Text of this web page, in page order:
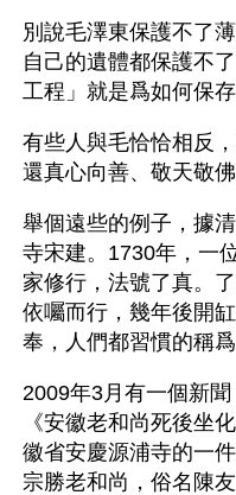
別說毛澤東保護不了
自己的遺體都保護不
工程」就是爲如何保
有些人與毛恰恰相反
還真心向善、敬天敬
舉個遠些的例子，據
寺宋建。1730年，一
家修行，法號了真。
依囑而行，幾年後開
奉，人們都習慣的稱爲
2009年3月有一個新
《安徽老和尚死後坐
徽省安慶源浦寺的一
宗勝老和尚，俗名陳